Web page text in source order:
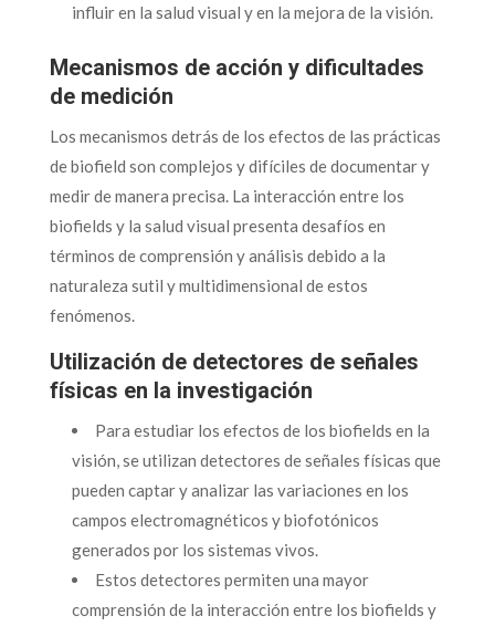
influir en la salud visual y en la mejora de la visión.
Mecanismos de acción y dificultades
de medición
Los mecanismos detrás de los efectos de las prácticas
de biofield son complejos y difíciles de documentar y
medir de manera precisa. La interacción entre los
biofields y la salud visual presenta desafíos en
términos de comprensión y análisis debido a la
naturaleza sutil y multidimensional de estos
fenómenos.
Utilización de detectores de señales
físicas en la investigación
Para estudiar los efectos de los biofields en la
visión, se utilizan detectores de señales físicas que
pueden captar y analizar las variaciones en los
campos electromagnéticos y biofotónicos
generados por los sistemas vivos.
Estos detectores permiten una mayor
comprensión de la interacción entre los biofields y